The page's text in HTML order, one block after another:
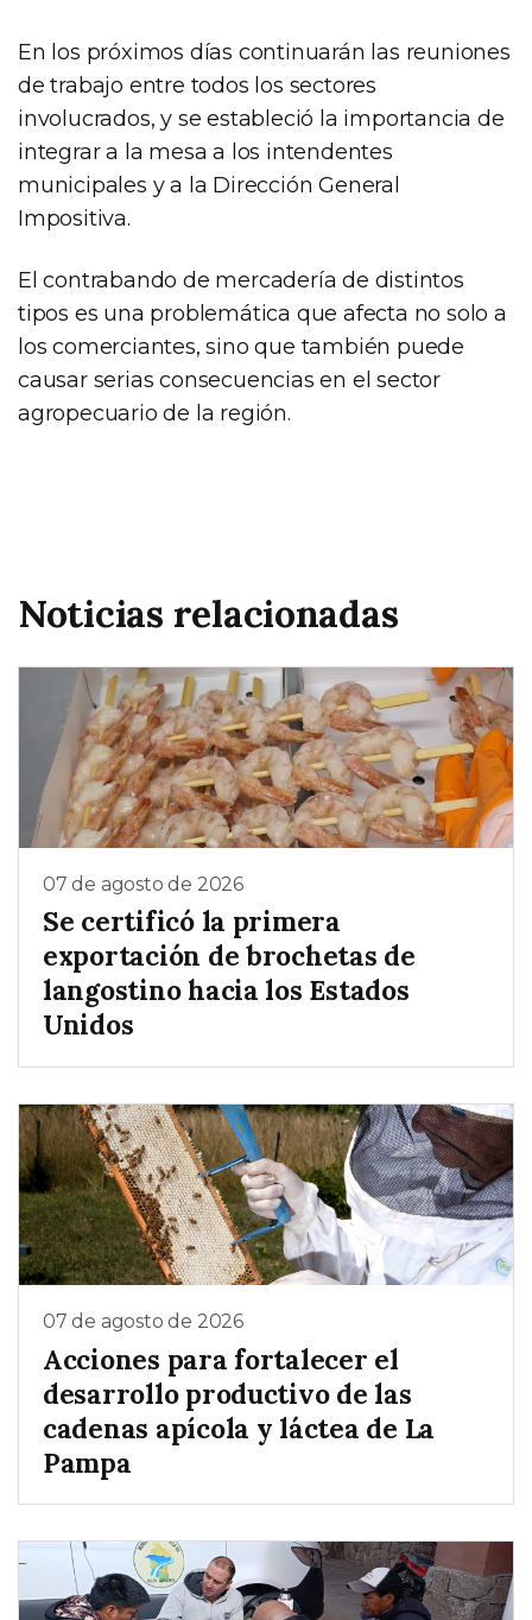
En los próximos días continuarán las reuniones
de trabajo entre todos los sectores
involucrados, y se estableció la importancia de
integrar a la mesa a los intendentes
municipales y a la Dirección General
Impositiva.
El contrabando de mercadería de distintos
tipos es una problemática que afecta no solo a
los comerciantes, sino que también puede
causar serias consecuencias en el sector
agropecuario de la región.
Noticias relacionadas
07 de agosto de 2026
Se certificó la primera
exportación de brochetas de
langostino hacia los Estados
Unidos
07 de agosto de 2026
Acciones para fortalecer el
desarrollo productivo de las
cadenas apícola y láctea de La
Pampa